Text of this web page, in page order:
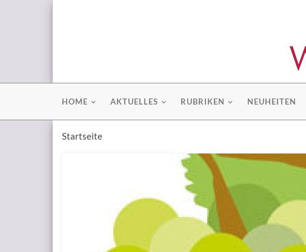
HOME AKTUELLES RUBRIKEN NEUHEITEN
Startseite